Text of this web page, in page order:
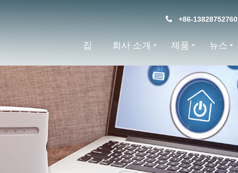
+86-13828752760
집 회사 소개 제품 뉴스